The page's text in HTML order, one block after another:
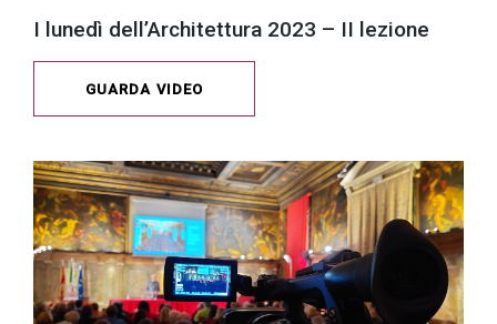
I lunedì dell’Architettura 2023 – II lezione
GUARDA VIDEO